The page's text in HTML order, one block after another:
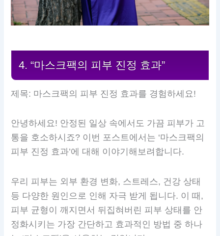
4. “마스크팩의 피부 진정 효과”
제목: 마스크팩의 피부 진정 효과를 경험하세요!
안녕하세요! 안정된 일상 속에서도 가끔 피부가 고
통을 호소하시죠? 이번 포스트에서는 ‘마스크팩의
피부 진정 효과’에 대해 이야기해보려합니다.
우리 피부는 외부 환경 변화, 스트레스, 건강 상태
등 다양한 원인으로 인해 자극 받게 됩니다. 이 때,
피부 균형이 깨지면서 뒤집혀버린 피부 상태를 안
정화시키는 가장 간단하고 효과적인 방법 중 하나